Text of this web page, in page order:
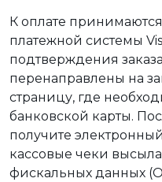
К оплате
платежной системы
подтверждения
перенаправлены на
страницу, где
банковской карты.
получите
кассовые чеки
фискальных данных